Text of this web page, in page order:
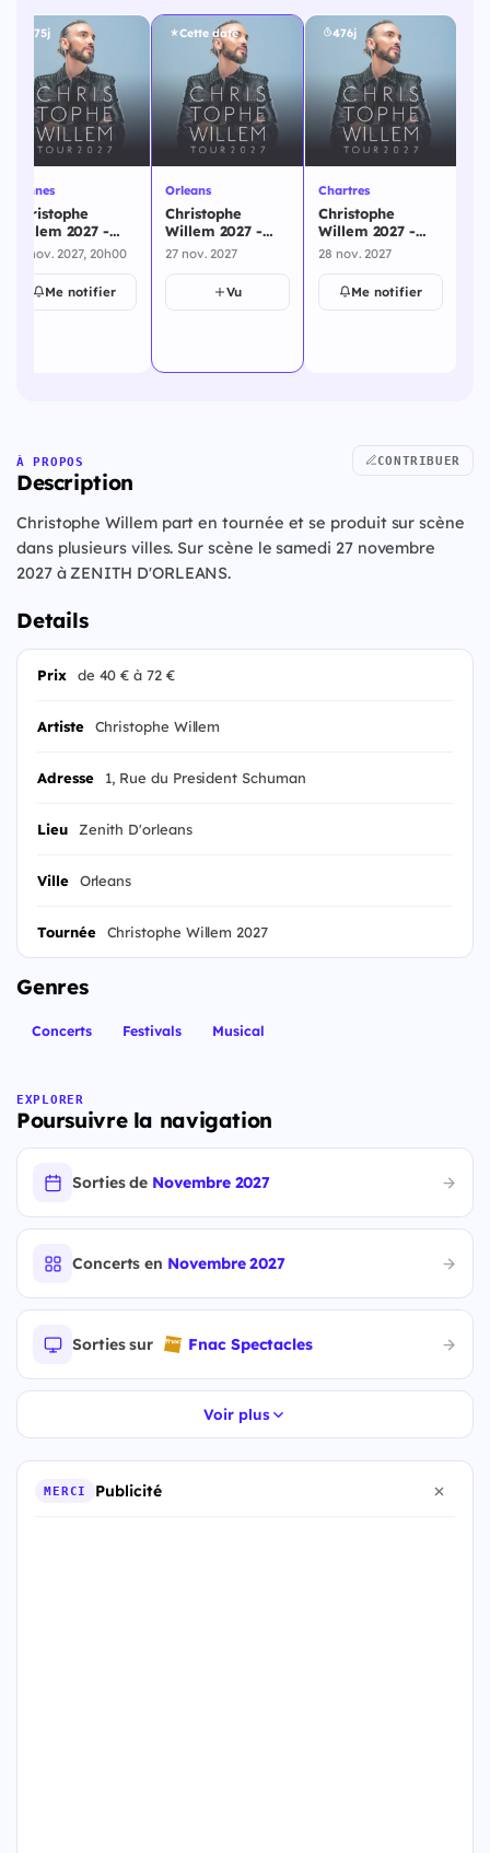
475j
Rennes
Christophe
Willem 2027 -
Rennes - 26
novembre 2027
26 nov. 2027, 20h00
Me notifier
Cette date
Orleans
Christophe
Willem 2027 -
Orleans - 27
27 nov. 2027
Vu
476j
Chartres
Christophe
Willem 2027 -
Chartres - 28
28 nov. 2027
Me notifier
À PROPOS
Description
CONTRIBUER
Christophe Willem part en tournée et se produit sur scène
dans plusieurs villes. Sur scène le samedi 27 novembre
2027 à ZENITH D'ORLEANS.
Details
Prix de 40 € à 72 €
Artiste Christophe Willem
Adresse 1, Rue du President Schuman
Lieu Zenith D'orleans
Ville Orleans
Tournée Christophe Willem 2027
Genres
Concerts Festivals Musical
EXPLORER
Poursuivre la navigation
Sorties de Novembre 2027
Concerts en Novembre 2027
Sorties sur Fnac Spectacles
Voir plus
MERCI Publicité